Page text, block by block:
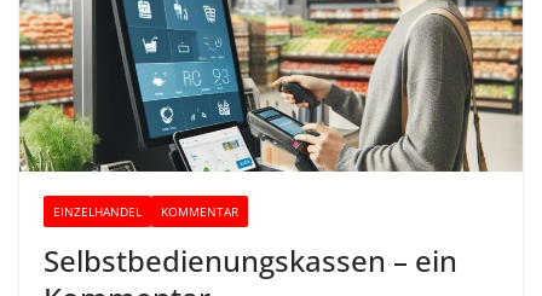
EINZELHANDEL KOMMENTAR
Selbstbedienungskassen – ein